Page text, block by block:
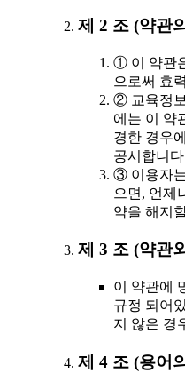
제 2 조 (약관
① 이 약관
으로써 효
② 교육정
에는 이 약
경한 경우
공시합니
③ 이용자
으면, 언제
약을 해지
제 3 조 (약관
이 약관에
규정 되어
지 않은 경
제 4 조 (용어